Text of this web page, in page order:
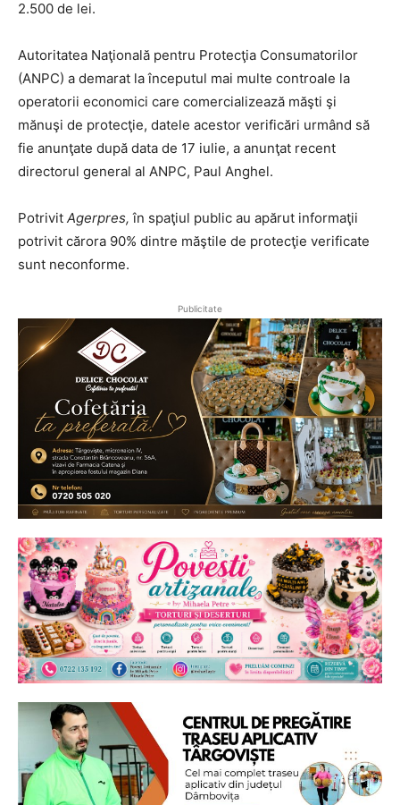
2.500 de lei.
Autoritatea Naţională pentru Protecţia Consumatorilor
(ANPC) a demarat la începutul mai multe controale la
operatorii economici care comercializează măşti şi
mănuşi de protecţie, datele acestor verificări urmând să
fie anunţate după data de 17 iulie, a anunţat recent
directorul general al ANPC, Paul Anghel.
Potrivit Agerpres, în spaţiul public au apărut informaţii
potrivit cărora 90% dintre măştile de protecţie verificate
sunt neconforme.
Publicitate